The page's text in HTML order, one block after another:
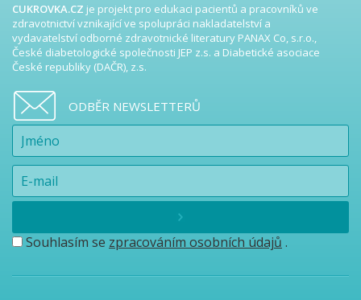
CUKROVKA.CZ je projekt pro edukaci pacientů a pracovníků ve
zdravotnictví vznikající ve spolupráci nakladatelství a
vydavatelství odborné zdravotnické literatury PANAX Co, s.r.o.,
České diabetologické společnosti JEP z.s. a Diabetické asociace
České republiky (DAČR), z.s.
ODBĚR NEWSLETTERŮ
Souhlasím se zpracováním osobních údajů .